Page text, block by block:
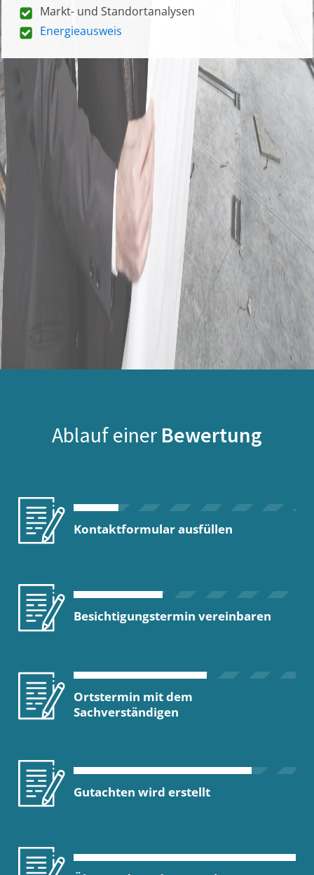
Markt- und Standortanalysen
Energieausweis
Ablauf einer Bewertung
Kontaktformular ausfüllen
Besichtigungstermin vereinbaren
Ortstermin mit dem
Sachverständigen
Gutachten wird erstellt